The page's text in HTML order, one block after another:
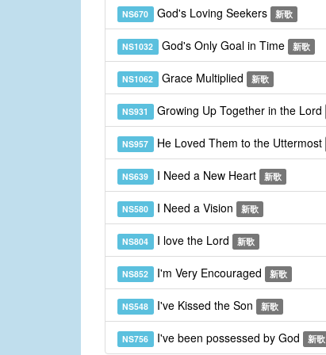
NS670 God's Loving Seekers 新歌
NS1032 God's Only Goal in Time 新歌
NS1062 Grace Multiplied 新歌
NS931 Growing Up Together in the Lord
NS957 He Loved Them to the Uttermost
NS639 I Need a New Heart 新歌
NS580 I Need a Vision 新歌
NS804 I love the Lord 新歌
NS852 I'm Very Encouraged 新歌
NS548 I've Kissed the Son 新歌
NS756 I've been possessed by God 新歌